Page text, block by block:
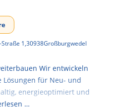
1,30938Großburgwedel
Wir entwickeln
für Neu- und
energieoptimiert und
…